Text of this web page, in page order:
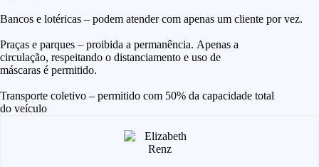
Bancos e lotéricas – podem atender com apenas um cliente por vez.
Praças e parques – proibida a permanência. Apenas a
circulação, respeitando o distanciamento e uso de
máscaras é permitido.
Transporte coletivo – permitido com 50% da capacidade total
do veículo